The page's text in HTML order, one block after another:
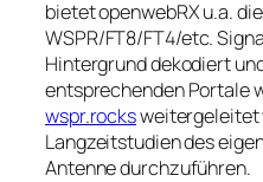
bietet openwebRX u.a.
WSPR/FT8/FT4/etc.
Hintergrund dekodiert
entsprechenden Portale
wspr.rocksweitergeleitet
Langzeitstudien des
Antenne durchzuführen.